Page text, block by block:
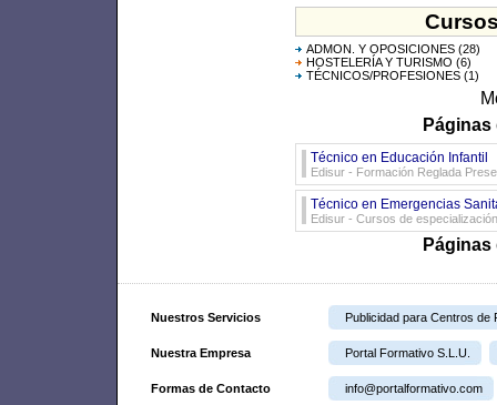
ADMON. Y OPOSICIONES (28)
HOSTELERÍA Y TURISMO (6)
TÉCNICOS/PROFESIONES (1)
Técnico en Educación Infantil
Edisur - Formación Reglada
Técnico en Emergencias
Edisur - Cursos de
Nuestros Servicios Publicidad para Centros de
Nuestra Empresa Portal Formativo S.L.U.
Formas de Contacto info@portalformativo.com